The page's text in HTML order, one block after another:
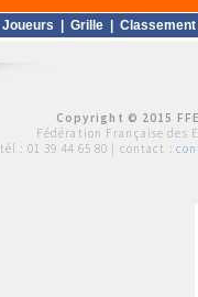
Joueurs Grille Classement
Copyright © 2015
Fédération Française des
tél : 01 39 44 65 80 | contact :